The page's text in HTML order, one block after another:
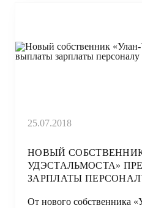
25.07.2018
НОВЫЙ
УДЭСТАЛЬМОСТА»
ЗАРПЛАТЫ
От нового собственника